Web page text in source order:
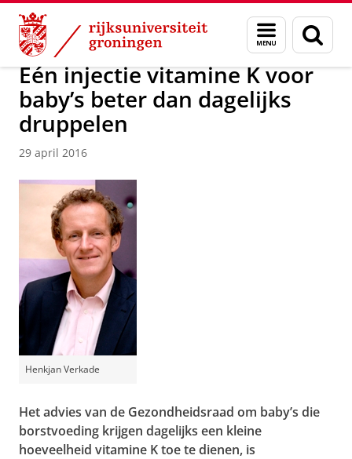
Skip
Content
Skip
Navigation
Menu
en
zoeken
Over ons Actueel Nieuws Nieuwsberichten
Eén injectie vitamine K voor
baby’s beter dan dagelijks
druppelen
29 april 2016
Henkjan Verkade
Het advies van de Gezondheidsraad om baby’s die
borstvoeding krijgen dagelijks een kleine
hoeveelheid vitamine K toe te dienen, is